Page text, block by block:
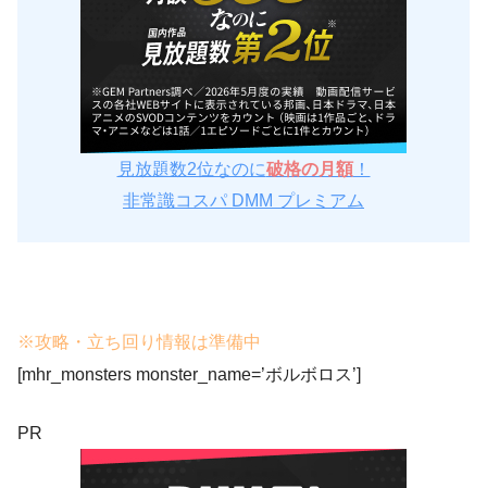
見放題数2位なのに破格の月額！
非常識コスパ DMM プレミアム
※攻略・立ち回り情報は準備中
[mhr_monsters monster_name=’ボルボロス’]
PR